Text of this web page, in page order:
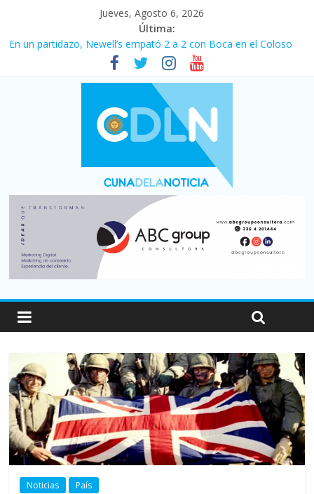
Jueves, Agosto 6, 2026
Última:
En un partidazo, Newell’s empató 2 a 2 con Boca en el Coloso
Vacaciones de invierno con más movimiento y consumo
turístico: 4,6 millones de personas viajaron por el país, un 5,9%
Fuerte caída de la venta de autos usados en julio: bajó un 12,6%
Central venció 1 a 0 al River de Coudet en el Monumental
Pullaro mejora sus relaciones con el Gobierno nacional
Noticias País